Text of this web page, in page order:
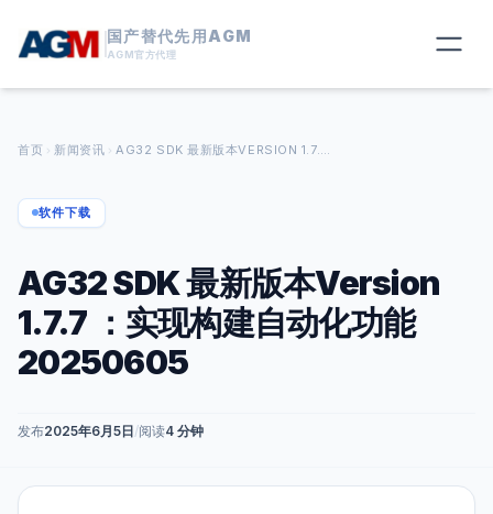
国产替代先用AGM
AGM官方代理
首页 新闻资讯 AG32 SDK 最新版本VERSION 1.7.7 ：实现构建自动化功能20250605
软件下载
AG32 SDK 最新版本Version
1.7.7 ：实现构建自动化功能
20250605
发布2025年6月5日/阅读4 分钟